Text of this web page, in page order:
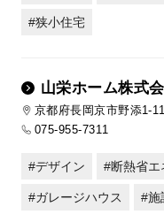
狭小住宅
山栄ホーム株式
京都府長岡京市野添1-
075-955-7311
デザイン 断熱省エ
ガレージハウス 施